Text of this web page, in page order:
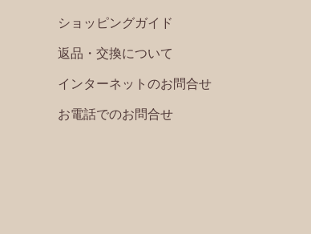
ショッピングガイド
返品・交換について
インターネットのお問合せ
お電話でのお問合せ